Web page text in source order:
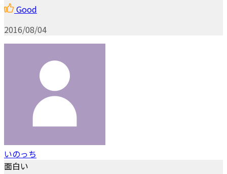
Good
2016/08/04
いのっち
面白い